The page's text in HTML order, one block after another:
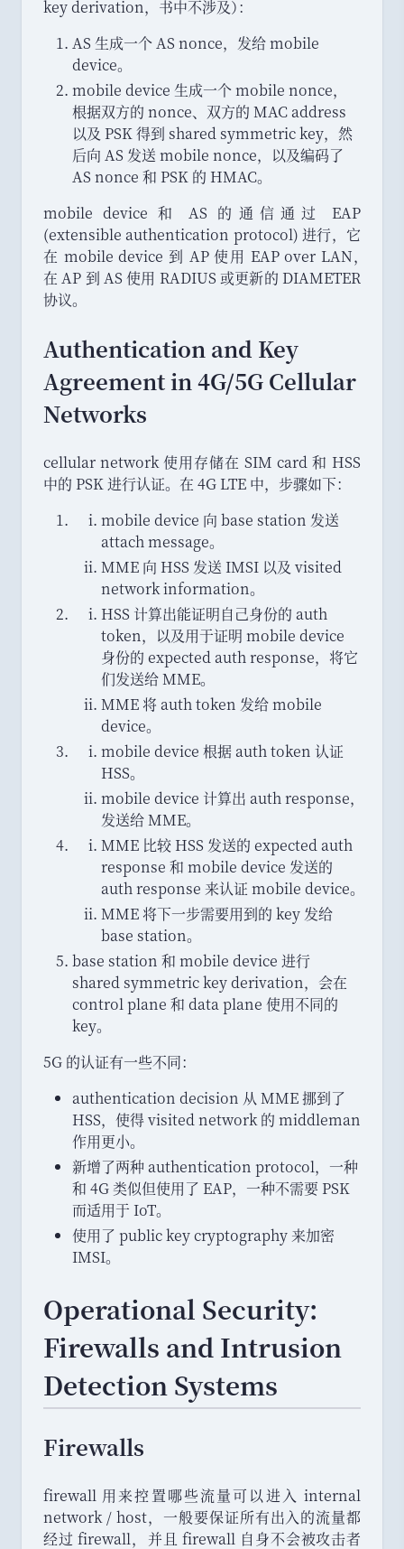
key derivation， 书中不涉及）：
AS 生成一个 AS nonce， 发给 mobile
device。
mobile device 生成一个 mobile nonce，
根据双方的 nonce、 双方的 MAC address
以及 PSK 得到 shared symmetric key， 然
后向 AS 发送 mobile nonce，
以及编码了
AS nonce 和 PSK 的 HMAC。
mobile device 和 AS 的通信通过 EAP
(extensible authentication protocol) 进行， 它
在 mobile device 到 AP 使用 EAP over LAN，
在 AP 到 AS 使用 RADIUS 或更新的 DIAMETER
协议。
Authentication and Key
Agreement in 4G/5G Cellular
Networks
cellular network 使用存储在 SIM card 和 HSS
中的 PSK 进行认证。 在 4G LTE 中， 步骤如下：
mobile device 向 base station 发送
attach message。
MME 向 HSS 发送 IMSI 以及 visited
network information。
HSS 计算出能证明自己身份的 auth
token，
以及用于证明 mobile device
身份的 expected auth response， 将它
们发送给 MME。
MME 将 auth token 发给 mobile
device。
mobile device 根据 auth token 认证
HSS。
mobile device 计算出 auth response，
发送给 MME。
MME 比较 HSS 发送的 expected auth
response 和 mobile device 发送的
auth response 来认证 mobile device。
MME 将下一步需要用到的 key 发给
base station。
base station 和 mobile device 进行
shared symmetric key derivation， 会在
control plane 和 data plane 使用不同的
key。
5G 的认证有一些不同：
authentication decision 从 MME 挪到了
HSS， 使得 visited network 的 middleman
作用更小。
新增了两种 authentication protocol， 一种
和 4G 类似但使用了 EAP， 一种不需要 PSK
而适用于 IoT。
使用了 public key cryptography 来加密
IMSI。
Operational Security:
Firewalls and Intrusion
Detection Systems
Firewalls
firewall 用来控置哪些流量可以进入 internal
network / host，
一般要保证所有出入的流量都
经过 firewall，
并且 firewall 自身不会被攻击者